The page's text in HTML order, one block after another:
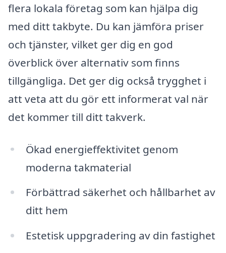
flera lokala företag som kan hjälpa dig
med ditt takbyte. Du kan jämföra priser
och tjänster, vilket ger dig en god
överblick över alternativ som finns
tillgängliga. Det ger dig också trygghet i
att veta att du gör ett informerat val när
det kommer till ditt takverk.
Ökad energieffektivitet genom
moderna takmaterial
Förbättrad säkerhet och hållbarhet av
ditt hem
Estetisk uppgradering av din fastighet